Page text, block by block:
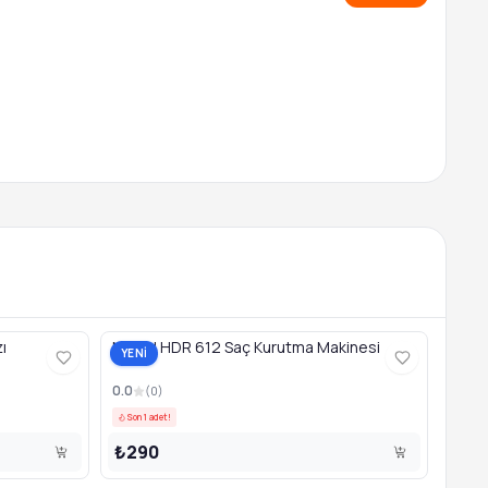
YENİ
Newal HDR 612 Saç Kurutma Makinesi
0.0 (0)
Son 1 adet!
₺290